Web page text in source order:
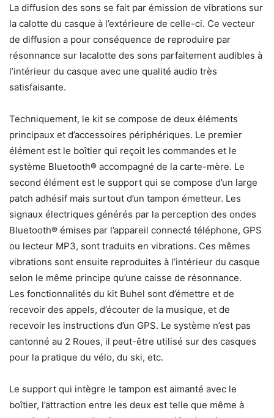
La diffusion des sons se fait par émission de vibrations sur
la calotte du casque à l’extérieure de celle-ci. Ce vecteur
de diffusion a pour conséquence de reproduire par
résonnance sur lacalotte des sons parfaitement audibles à
l’intérieur du casque avec une qualité audio très
satisfaisante.
Techniquement, le kit se compose de deux éléments
principaux et d’accessoires périphériques. Le premier
élément est le boîtier qui reçoit les commandes et le
système Bluetooth® accompagné de la carte-mère. Le
second élément est le support qui se compose d’un large
patch adhésif mais surtout d’un tampon émetteur. Les
signaux électriques générés par la perception des ondes
Bluetooth® émises par l’appareil connecté téléphone, GPS
ou lecteur MP3, sont traduits en vibrations. Ces mêmes
vibrations sont ensuite reproduites à l’intérieur du casque
selon le même principe qu’une caisse de résonnance.
Les fonctionnalités du kit Buhel sont d’émettre et de
recevoir des appels, d’écouter de la musique, et de
recevoir les instructions d’un GPS. Le système n’est pas
cantonné au 2 Roues, il peut-être utilisé sur des casques
pour la pratique du vélo, du ski, etc.
Le support qui intègre le tampon est aimanté avec le
boîtier, l’attraction entre les deux est telle que même à